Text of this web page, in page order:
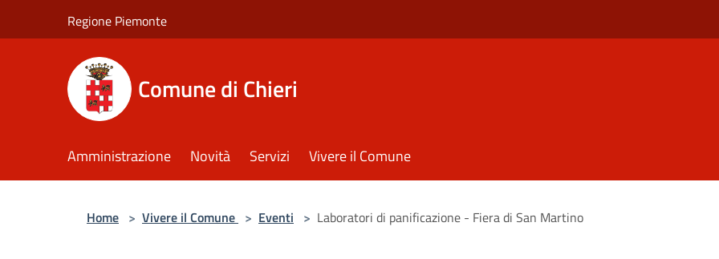
Regione Piemonte
Comune di Chieri
Amministrazione Novità Servizi Vivere il Comune
Home > Vivere il Comune > Eventi > Laboratori di panificazione - Fiera di San Martino